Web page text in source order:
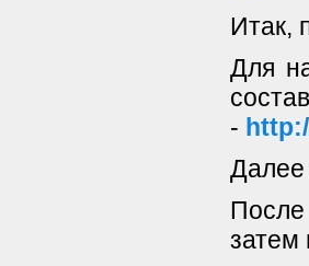
Итак,
Для
-
Далее
затем